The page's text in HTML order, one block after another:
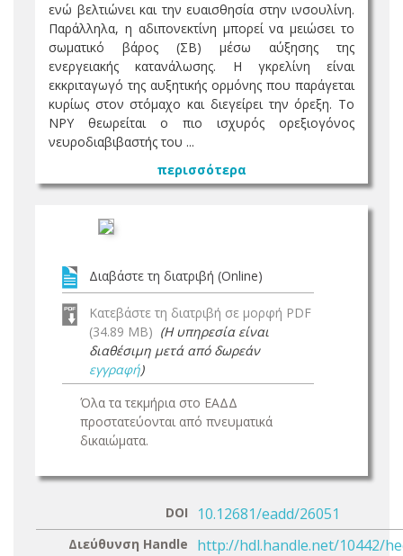
ενώ βελτιώνει και την ευαισθησία στην ινσουλίνη.
Παράλληλα, η αδιπονεκτίνη μπορεί να μειώσει το
σωματικό βάρος (ΣΒ) μέσω αύξησης της
ενεργειακής κατανάλωσης. Η γκρελίνη είναι
εκκριταγωγό της αυξητικής ορμόνης που παράγεται
κυρίως στον στόμαχο και διεγείρει την όρεξη. Το
ΝΡΥ θεωρείται ο πιο ισχυρός ορεξιογόνος
νευροδιαβιβαστής του ...
περισσότερα
Διαβάστε τη διατριβή (Online)
Κατεβάστε τη διατριβή σε μορφή PDF
(34.89 MB) (Η υπηρεσία είναι
διαθέσιμη μετά από δωρεάν
εγγραφή)
Όλα τα τεκμήρια στο ΕΑΔΔ
προστατεύονται από πνευματικά
δικαιώματα.
DOI 10.12681/eadd/26051
Διεύθυνση Handle http://hdl.handle.net/10442/